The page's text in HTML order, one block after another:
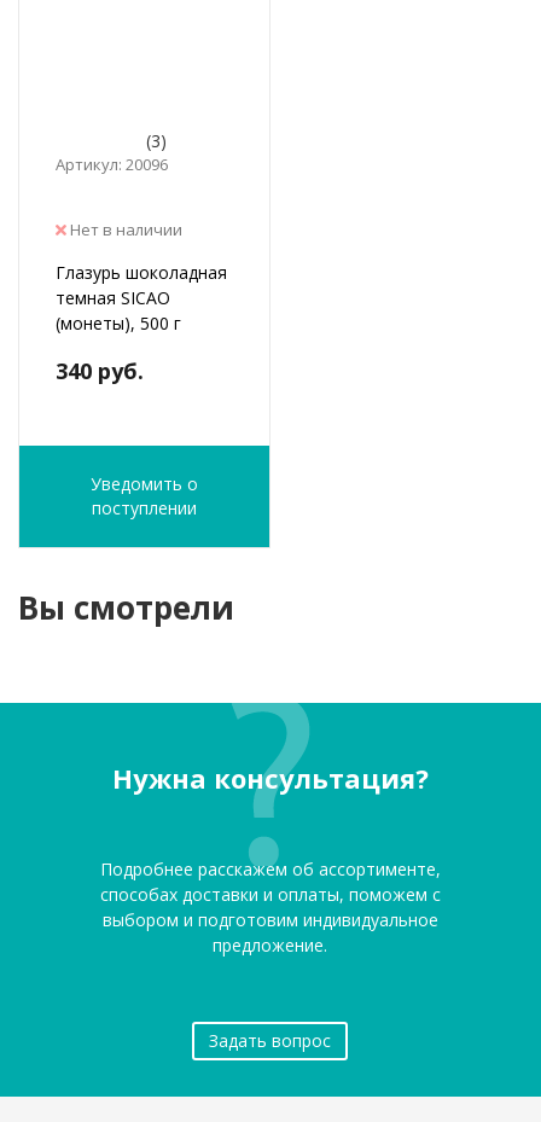
(3)
Артикул: 20096
Нет в наличии
Глазурь шоколадная
темная SICAO
(монеты), 500 г
340 руб.
Уведомить о
поступлении
Вы смотрели
Нужна консультация?
Подробнее расскажем об ассортименте,
способах доставки и оплаты, поможем с
выбором и подготовим индивидуальное
предложение.
Задать вопрос